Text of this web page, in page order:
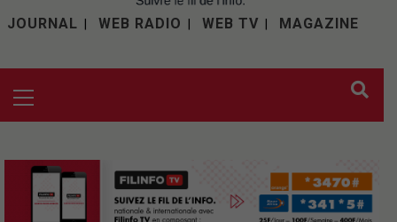
JOURNAL WEB RADIO WEB TV MAGAZINE